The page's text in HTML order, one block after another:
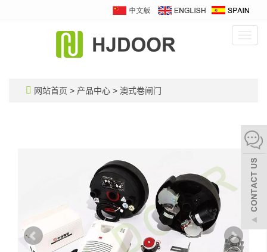
网站首页 > 产品中心 > 澳式卷闸门